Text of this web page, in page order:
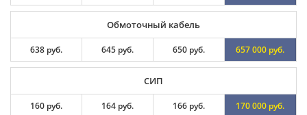
Обмоточный кабель
638 руб. 645 руб. 650 руб. 657 000 руб.
СИП
160 руб. 164 руб. 166 руб. 170 000 руб.